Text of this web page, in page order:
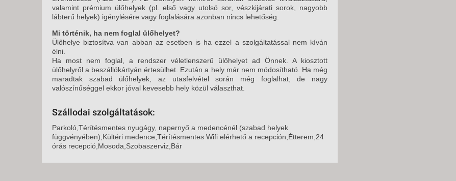
valamint prémium ülőhelyek (pl. első vagy utolsó sor, vészkijárati sorok, nagyobb
lábterű helyek) igénylésére vagy foglalására azonban nincs lehetőség.
Mi történik, ha nem foglal ülőhelyet?
Ülőhelye biztosítva van abban az esetben is ha ezzel a szolgáltatással nem kíván
élni.
Ha most nem foglal, a rendszer véletlenszerű ülőhelyet ad Önnek. A kiosztott
ülőhelyről a beszállókártyán értesülhet. Ezután a hely már nem módosítható. Ha még
maradtak szabad ülőhelyek, az utasfelvétel során még foglalhat, de nagy
valószínűséggel ekkor jóval kevesebb hely közül választhat.
Szállodai szolgáltatások:
Parkoló,Térítésmentes nyugágy, napernyő a medencénél (szabad helyek
függvényében),Kültéri medence,Térítésmentes Wifi elérhető a recepción,Étterem,24
órás recepció,Mosoda,Szobaszerviz,Bár